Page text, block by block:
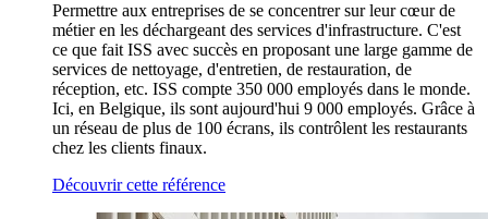
Permettre aux entreprises de se concentrer sur leur cœur de
métier en les déchargeant des services d'infrastructure. C'est
ce que fait ISS avec succès en proposant une large gamme de
services de nettoyage, d'entretien, de restauration, de
réception, etc. ISS compte 350 000 employés dans le monde.
Ici, en Belgique, ils sont aujourd'hui 9 000 employés. Grâce à
un réseau de plus de 100 écrans, ils contrôlent les restaurants
chez les clients finaux.
Découvrir cette référence